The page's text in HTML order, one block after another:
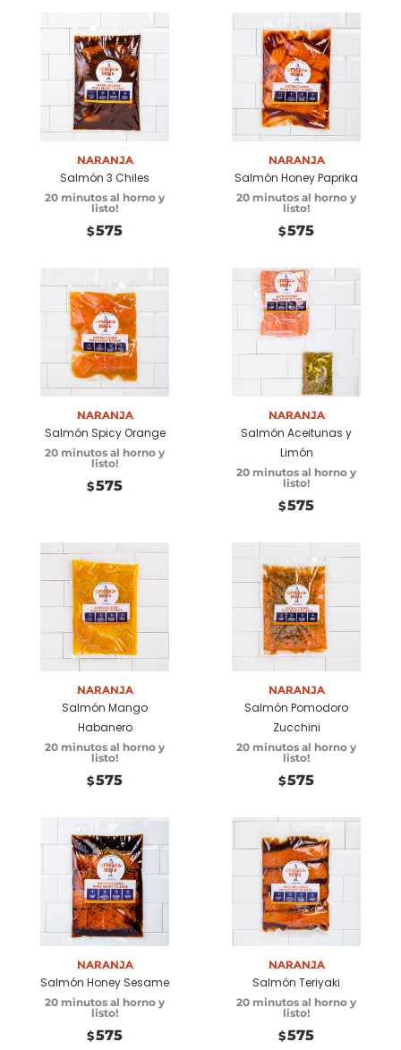
Añadir a
carrito
Naranja
Salmón 3 Chiles
20 minutos al horno y
listo!
$575
Añadir a
carrito
Naranja
Salmón Honey Paprika
20 minutos al horno y
listo!
$575
Añadir a
carrito
Naranja
Salmón Spicy Orange
20 minutos al horno y
listo!
$575
Añadir a
carrito
Naranja
Salmón Aceitunas y
Limón
20 minutos al horno y
listo!
$575
Añadir a
carrito
Naranja
Salmón Mango
Habanero
20 minutos al horno y
listo!
$575
Añadir a
carrito
Naranja
Salmón Pomodoro
Zucchini
20 minutos al horno y
listo!
$575
Añadir a
carrito
Naranja
Salmón Honey Sesame
20 minutos al horno y
listo!
$575
Añadir a
carrito
Naranja
Salmón Teriyaki
20 minutos al horno y
listo!
$575